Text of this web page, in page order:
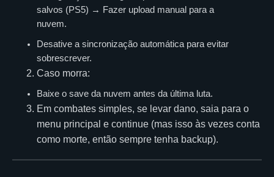
salvos (PS5) → Fazer upload manual para a
nuvem.
Desative a sincronização automática para evitar
sobrescrever.
Caso morra:
Baixe o save da nuvem antes da última luta.
Em combates simples, se levar dano, saia para o
menu principal e continue (mas isso às vezes conta
como morte, então sempre tenha backup).